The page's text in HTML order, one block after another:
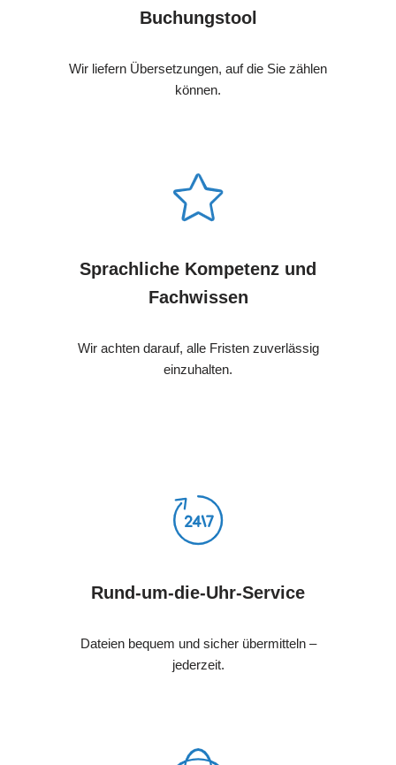
Buchungstool
Wir liefern Übersetzungen, auf die Sie zählen
können.
Sprachliche Kompetenz und
Fachwissen
Wir achten darauf, alle Fristen zuverlässig
einzuhalten.
Rund-um-die-Uhr-Service
Dateien bequem und sicher übermitteln –
jederzeit.